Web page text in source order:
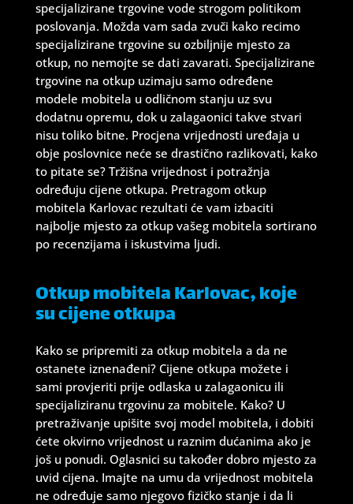
specijalizirane trgovine vode strogom politikom
poslovanja. Možda vam sada zvuči kako recimo
specijalizirane trgovine su ozbiljnije mjesto za
otkup, no nemojte se dati zavarati. Specijalizirane
trgovine na otkup uzimaju samo određene
modele mobitela u odličnom stanju uz svu
dodatnu opremu, dok u zalagaonici takve stvari
nisu toliko bitne. Procjena vrijednosti uređaja u
obje poslovnice neće se drastično razlikovati, kako
to pitate se? Tržišna vrijednost i potražnja
određuju cijene otkupa. Pretragom otkup
mobitela Karlovac rezultati će vam izbaciti
najbolje mjesto za otkup vašeg mobitela sortirano
po recenzijama i iskustvima ljudi.
Otkup mobitela Karlovac, koje
su cijene otkupa
Kako se pripremiti za otkup mobitela a da ne
ostanete iznenađeni? Cijene otkupa možete i
sami provjeriti prije odlaska u zalagaonicu ili
specijaliziranu trgovinu za mobitele. Kako? U
pretraživanje upišite svoj model mobitela, i dobiti
ćete okvirno vrijednost u raznim dućanima ako je
još u ponudi. Oglasnici su također dobro mjesto za
uvid cijena. Imajte na umu da vrijednost mobitela
ne određuje samo njegovo fizičko stanje i da li